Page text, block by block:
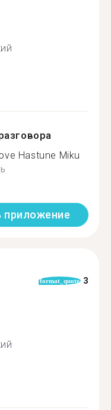
Hastune Miku
приложение
format_quote 3